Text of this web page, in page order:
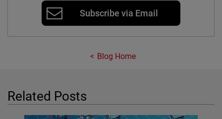
Subscribe via Email
Blog Home
Related Posts